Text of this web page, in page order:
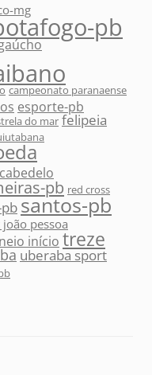
mg
pb
campeonato paranaense
esporte-pb
do mar felipeia
pb red cross
santos-pb
pessoa
início treze
uberaba sport